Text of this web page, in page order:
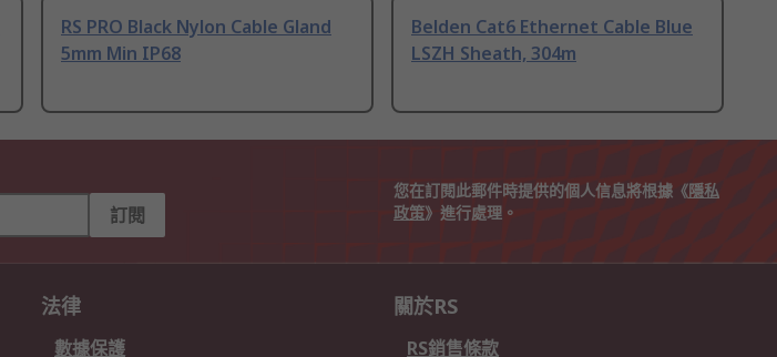
RS PRO Black Nylon Cable Gland
5mm Min IP68
Belden Cat6 Ethernet Cable Blue
LSZH Sheath, 304m
訂閱
您在訂閱此郵件時提供的個人信息將根據《隱私
政策》進行處理。
法律
數據保護
關於RS
RS銷售條款